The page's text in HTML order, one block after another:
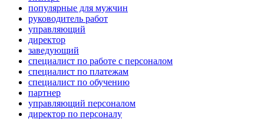
популярные для мужчин
руководитель работ
управляющий
директор
заведующий
специалист по работе с персоналом
специалист по платежам
специалист по обучению
партнер
управляющий персоналом
директор по персоналу